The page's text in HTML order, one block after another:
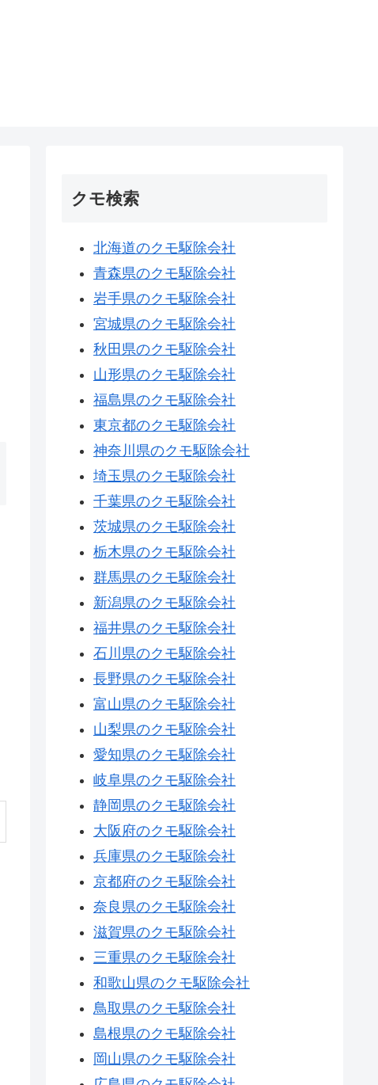
クモ検索
北海道のクモ駆除会社
青森県のクモ駆除会社
岩手県のクモ駆除会社
宮城県のクモ駆除会社
秋田県のクモ駆除会社
山形県のクモ駆除会社
福島県のクモ駆除会社
東京都のクモ駆除会社
神奈川県のクモ駆除会社
埼玉県のクモ駆除会社
千葉県のクモ駆除会社
茨城県のクモ駆除会社
栃木県のクモ駆除会社
群馬県のクモ駆除会社
新潟県のクモ駆除会社
福井県のクモ駆除会社
石川県のクモ駆除会社
長野県のクモ駆除会社
富山県のクモ駆除会社
山梨県のクモ駆除会社
愛知県のクモ駆除会社
岐阜県のクモ駆除会社
静岡県のクモ駆除会社
大阪府のクモ駆除会社
兵庫県のクモ駆除会社
京都府のクモ駆除会社
奈良県のクモ駆除会社
滋賀県のクモ駆除会社
三重県のクモ駆除会社
和歌山県のクモ駆除会社
鳥取県のクモ駆除会社
島根県のクモ駆除会社
岡山県のクモ駆除会社